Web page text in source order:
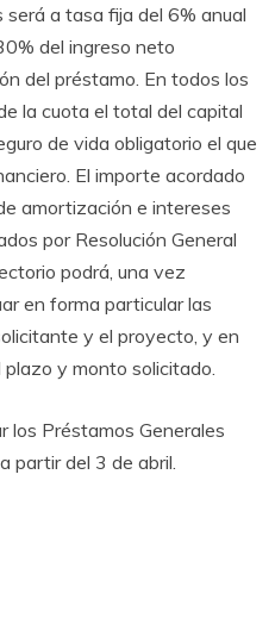
a tasa fija del 6% anual
del ingreso neto
del préstamo. En todos los
la cuota el total del capital
de vida obligatorio el que
El importe acordado
amortización e intereses
por Resolución General
podrá, una vez
en forma particular las
y el proyecto, y en
y monto solicitado.
los Préstamos Generales
partir del 3 de abril.